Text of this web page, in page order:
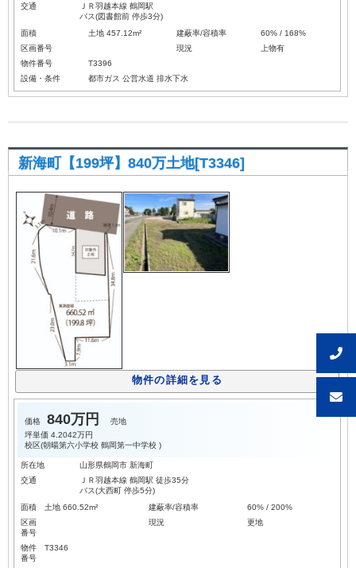
交通
ＪＲ羽越本線 鶴岡駅
バス(図書館前 停歩3分)
面積
土地 457.12m² 建蔽率/容積率
60% / 168%
区画番号
現況
上物有
物件番号
T3396
設備・条件
都市ガス 公営水道 排水下水
新海町【199坪】840万土地[T3346]
物件の詳細を見る
価格 840万円
売地
坪単価 4.2042万円
校区(朝暘第六小学校 鶴岡第一中学校 )
所在地
山形県鶴岡市 新海町
交通
ＪＲ羽越本線 鶴岡駅 徒歩35分
バス(大西町 停歩5分)
面積
土地 660.52m² 建蔽率/容積率
60% / 200%
区画
番号
現況 更地
物件
番号
T3346